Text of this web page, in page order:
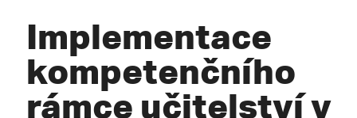
Implementace
kompetenčního
rámce učitelství v